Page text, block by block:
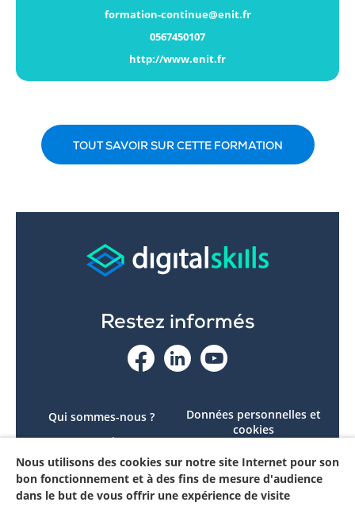
formation-continue@enit.fr
0567450107
http://www.enit.fr
TOUT SAVOIR SUR CETTE FORMATION
Restez informés
Qui sommes-nous ?
Le projet
Contactez-nous
Mon compte
Données personnelles et
cookies
conforme
Mentions légales
Nous utilisons des cookies sur notre site Internet pour son
bon fonctionnement et à des fins de mesure d'audience
dans le but de vous offrir une expérience de visite